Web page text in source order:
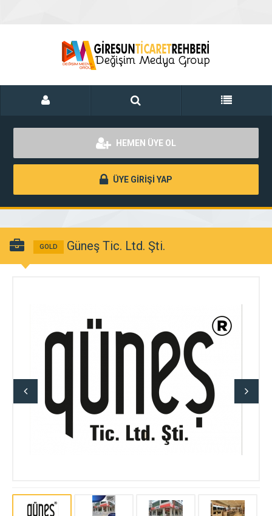
HEMEN ÜYE OL
ÜYE GİRİŞİ YAP
GOLD Güneş Tic. Ltd. Şti.